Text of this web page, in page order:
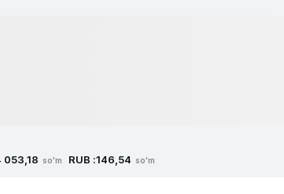
053,18 so'm RUB :146,54 so'm